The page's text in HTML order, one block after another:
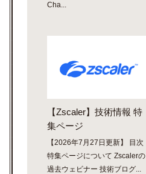
Cha...
【Zscaler】技術情報 特
集ページ
【2026年7月27日更新】 目次
特集ページについて Zscalerの
過去ウェビナー 技術ブログ...